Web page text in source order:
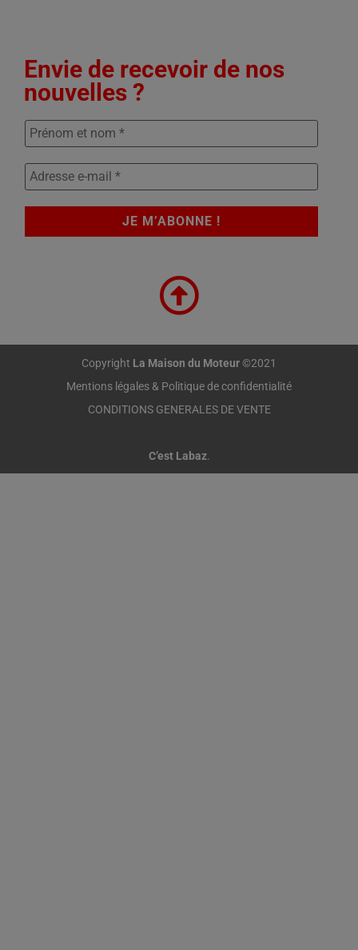
Envie de recevoir de nos
nouvelles ?
Copyright La Maison du Moteur©2021
Mentions légales & Politique de confidentialité
CONDITIONS GENERALES DE VENTE
C’est Labaz.